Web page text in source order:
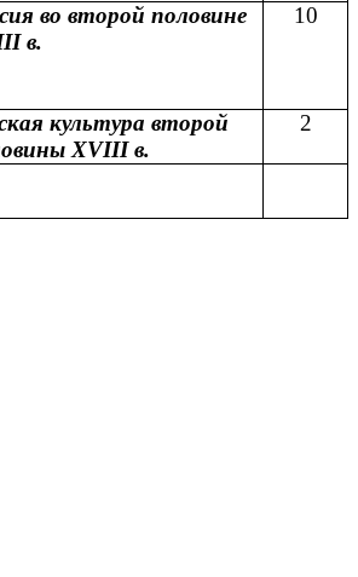
во второй половине
в.
10
культура второй
XVIII в.
2